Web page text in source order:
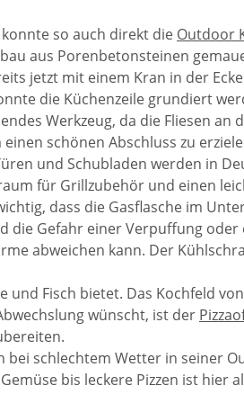
so auch direkt die Outdoor
aus Porenbetonsteinen
jetzt mit einem Kran in der
die Küchenzeile grundiert
Werkzeug, da die Fliesen an
schönen Abschluss zu
und Schubladen werden in
für Grillzubehör und einen
dass die Gasflasche im
Gefahr einer Verpuffung oder
abweichen kann. Der
Fisch bietet. Das Kochfeld
wünscht, ist der
schlechtem Wetter in seiner
bis leckere Pizzen ist hier